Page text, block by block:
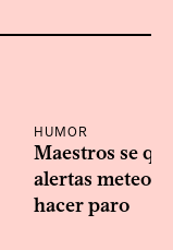
HUMOR
Maestros se
alertas
hacer paro